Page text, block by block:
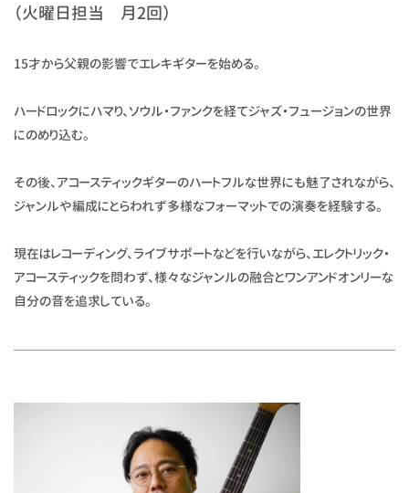
（火曜日担当 月2回）
15才から父親の影響でエレキギターを始める。
ハードロックにハマり、ソウル・ファンクを経てジャズ・フュージョンの世界
にのめり込む。
その後、アコースティックギターのハートフルな世界にも魅了されながら、
ジャンルや編成にとらわれず多様なフォーマットでの演奏を経験する。
現在はレコーディング、ライブサポートなどを行いながら、エレクトリック・
アコースティックを問わず、様々なジャンルの融合とワンアンドオンリーな
自分の音を追求している。